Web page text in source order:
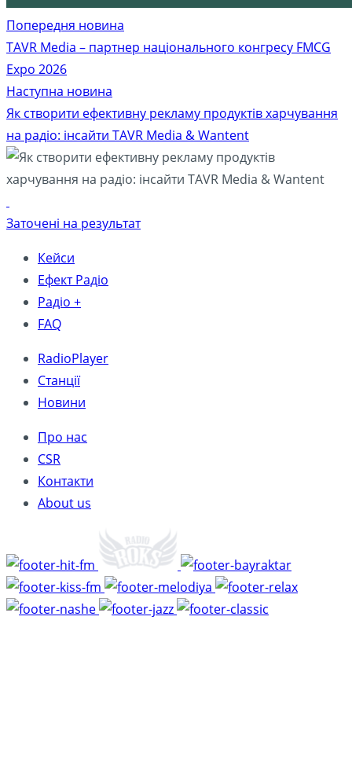
Попередня новина
TAVR Media – партнер національного конгресу FMCG
Expo 2026
Наступна новина
Як створити ефективну рекламу продуктів харчування
на радіо: інсайти TAVR Media & Wantent
Заточені на результат
Кейси
Ефект Радіо
Радіо +
FAQ
RadioPlayer
Станції
Новини
Про нас
CSR
Контакти
About us